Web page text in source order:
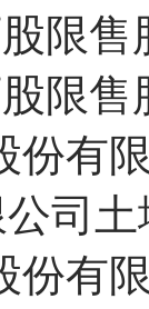
限
限
份有
司
份有